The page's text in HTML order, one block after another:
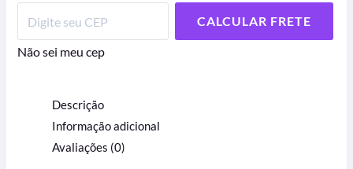
CALCULAR FRETE
Não sei meu cep
Descrição
Informação adicional
Avaliações (0)